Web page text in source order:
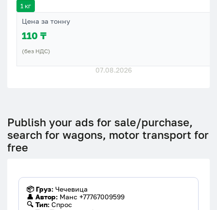
1 кг
07.08.2026
Цена за тонну
110 ₸
(без НДС)
Publish your ads for sale/purchase,
search for wagons, motor transport for
free
📦 Груз: Чечевица
👤 Автор: Манс +77767009599
🔍 Тип: Спрос